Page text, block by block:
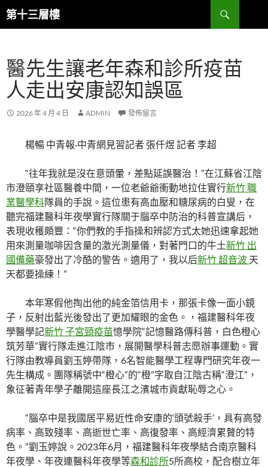
跳
至
內
容
第十三層樓
搜
尋
醫先生讓老年森和診所疫苗
人走出安康認知誤區
2026 年 4 月 4 日 ADMIN 發佈留言
楊暢 中青報·中青網見習記者 張仟煜 記者 李超
“往年我就是沒在意頭暈，差點延誤醫治！”在江蘇省江陰
市澄頤享社區醫養中間，一位老爺爺衝動地拉住實行新竹 職
業醫學科隊員的手說。這位患有高血壓和糖尿病的白叟，在
聽完福建醫科年夜學實行隊關于腦卒中防治的科普宣講后，
表現收穫頗豐：“你們教的手指操和辨認方式太她迅速拿起她
用來測量咖啡因含量的激光測量儀，對著門口的牛土新竹 出
國備藥豪發出了冷酷的警告。適用了，我以后新竹 超音波 天
天都要操練！”
本年寒假他掏出他的純金箔信用卡，那張卡像一面小鏡
子，反射出藍光後發出了更加耀眼的金色。，福建醫科年夜
學醫學記新竹 子宮頸疫苗憶學院“記憶醫路傳科普，白色橙心
筑芳華”實行隊走進江陰市，展開醫學科普志愿辦事運動。實
行隊由教導員劉玉婷帶隊，6名智能醫學工程專門研究年夜一
先生構成。團隊稱號中“橙心”的“橙”字取自江陰古稱“澄江”，
象征著青年學子離開這座長江之濱城市貢獻恥辱之心。
“腦卒中是我國居平易近性命安康的‘頭號殺手’，具有高發
病率、高致殘率、高逝世亡率、高復發率、高經濟累贅的特
色。”劉玉婷說。2023年6月，福建醫科年夜學結合南京醫科
年夜學、年夜連醫科年夜學等森和診所5所高校，配合樹立年